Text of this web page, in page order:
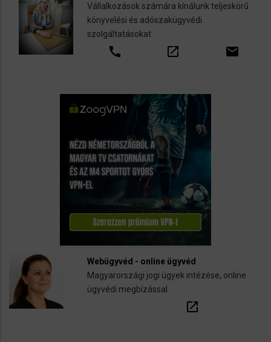
Vállalkozások számára kínálunk teljeskörű
könyvelési és adószakügyvédi
szolgáltatásokat
call open_in_new email
Webügyvéd - online ügyvéd
Magyarországi jogi ügyek intézése, online
ügyvédi megbízással
open_in_new